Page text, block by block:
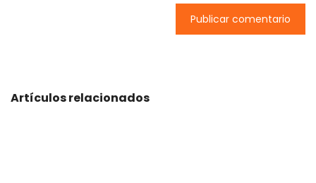
Artículos relacionados